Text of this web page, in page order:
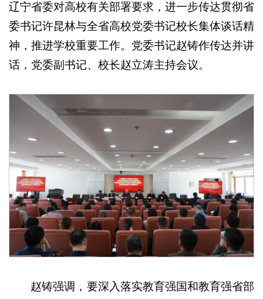
辽宁省委对高校有关部署要求，进一步传达贯彻省
委书记许昆林与全省高校党委书记校长集体谈话精
神，推进学校重要工作。党委书记赵铸作传达并讲
话，党委副书记、校长赵立涛主持会议。
赵铸强调，要深入落实教育强国和教育强省部